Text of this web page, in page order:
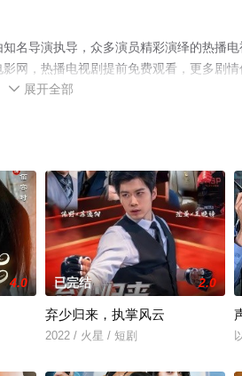
名导演执导，众多演员精彩演绎的热播
网，热播电视剧提前免费观看，更多剧
 展开全部
4.0 已完结 2.0
弃少归来，执掌风云
2022 / 火星 / 短剧